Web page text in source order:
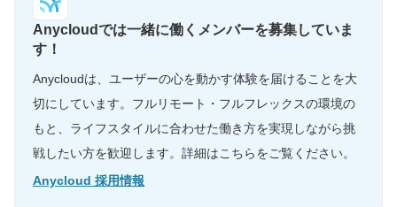
Anycloudでは一緒に働くメンバーを募集していま
す！
Anycloudは、ユーザーの心を動かす体験を届けることを大
切にしています。フルリモート・フルフレックスの環境の
もと、ライフスタイルに合わせた働き方を実現しながら挑
戦したい方を歓迎します。詳細はこちらをご覧ください。
Anycloud 採用情報